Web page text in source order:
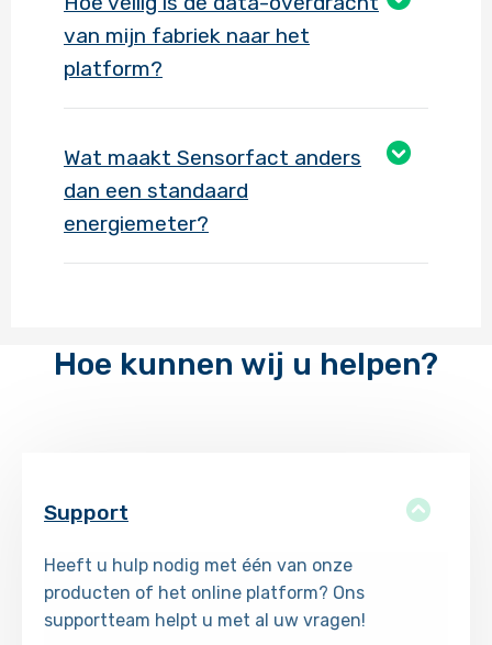
van mijn fabriek naar het
platform?
Wat maakt Sensorfact anders
dan een standaard
energiemeter?
Hoe kunnen wij u helpen?
Support
Heeft u hulp nodig met één van onze
producten of het online platform? Ons
supportteam helpt u met al uw vragen!